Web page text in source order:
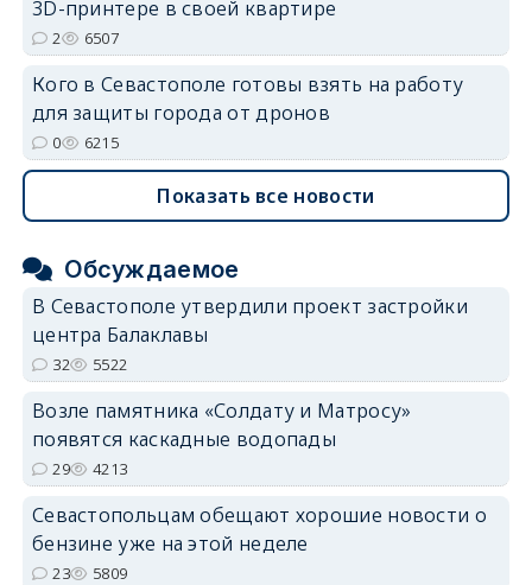
3D-принтере в своей квартире
2 6507
Кого в Севастополе готовы взять на работу
для защиты города от дронов
0 6215
Показать все новости
Обсуждаемое
В Севастополе утвердили проект застройки
центра Балаклавы
32 5522
Возле памятника «Солдату и Матросу»
появятся каскадные водопады
29 4213
Севастопольцам обещают хорошие новости о
бензине уже на этой неделе
23 5809